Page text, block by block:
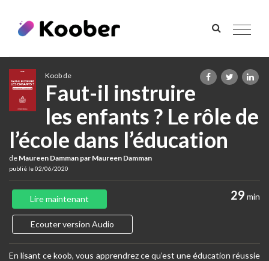
Toggle
Koob de
Faut-il instruire
les enfants ? Le rôle de
l’école dans l’éducation
de Maureen Damman par Maureen Damman
publié le 02/06/2020
29 min
Lire maintenant
Ecouter version Audio
En lisant ce koob, vous apprendrez ce qu’est une éducation réussie